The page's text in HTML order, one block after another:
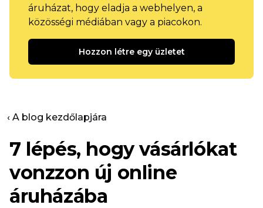
áruházat, hogy eladja a webhelyen, a
közösségi médiában vagy a piacokon.
Hozzon létre egy üzletet
‹ A blog kezdőlapjára
7 lépés, hogy vásárlókat
vonzzon új online
áruházába